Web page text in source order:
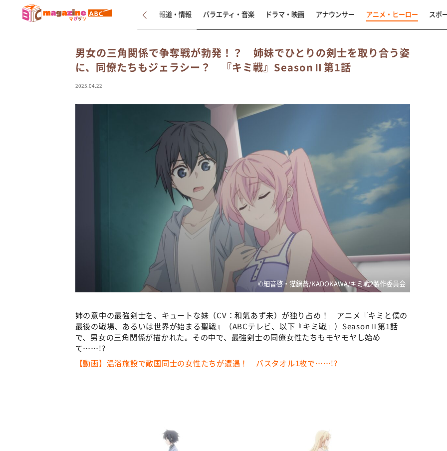
新着 インタビュー 報道・情報 バラエティ・音楽 ドラマ・映画 アナウンサー アニメ・ヒーロー スポ
男女の三角関係で争奪戦が勃発！？ 姉妹でひとりの剣士を取り合う姿
に、同僚たちもジェラシー？ 『キミ戦』SeasonⅡ第1話
2025.04.22
©細音啓・猫鍋蒼/KADOKAWA/キミ戦2製作委員会
姉の意中の最強剣士を、キュートな妹（CV：和氣あず未）が独り占め！ アニメ『キミと僕の
最後の戦場、あるいは世界が始まる聖戦』（ABCテレビ、以下『キミ戦』）SeasonⅡ第1話
で、男女の三角関係が描かれた。その中で、最強剣士の同僚女性たちもモヤモヤし始め
て……!?
【動画】温浴施設で敵国同士の女性たちが遭遇！ バスタオル1枚で……!?